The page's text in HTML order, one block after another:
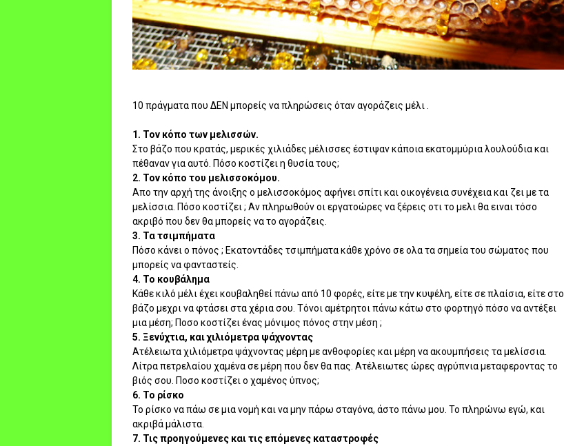
10 πράγματα που ΔΕΝ μπορείς να πληρώσεις όταν αγοράζεις μέλι .
1. Τον κόπο των μελισσών.
Στο βάζο που κρατάς, μερικές χιλιάδες μέλισσες έστιψαν κάποια εκατομμύρια λουλούδια και
πέθαναν για αυτό. Πόσο κοστίζει η θυσία τους;
2. Τον κόπο του μελισσοκόμου.
Απο την αρχή της άνοιξης ο μελισσοκόμος αφήνει σπίτι και οικογένεια συνέχεια και ζει με τα
μελίσσια. Πόσο κοστίζει ; Αν πληρωθούν οι εργατοώρες να ξέρεις οτι το μελι θα ειναι τόσο
ακριβό που δεν θα μπορείς να το αγοράζεις.
3. Τα τσιμπήματα
Πόσο κάνει ο πόνος ; Εκατοντάδες τσιμπήματα κάθε χρόνο σε ολα τα σημεία του σώματος που
μπορείς να φανταστείς.
4. Το κουβάλημα
Κάθε κιλό μέλι έχει κουβαληθεί πάνω από 10 φορές, είτε με την κυψέλη, είτε σε πλαίσια, είτε στο
βάζο μεχρι να φτάσει στα χέρια σου. Τόνοι αμέτρητοι πάνω κάτω στο φορτηγό πόσο να αντέξει
μια μέση; Ποσο κοστίζει ένας μόνιμος πόνος στην μέση ;
5. Ξενύχτια, και χιλιόμετρα ψάχνοντας
Ατέλειωτα χιλιόμετρα ψάχνοντας μέρη με ανθοφορίες και μέρη να ακουμπήσεις τα μελίσσια.
Λίτρα πετρελαίου χαμένα σε μέρη που δεν θα πας. Ατέλειωτες ώρες αγρύπνια μεταφεροντας το
βιός σου. Ποσο κοστίζει ο χαμένος ύπνος;
6. Το ρίσκο
Το ρίσκο να πάω σε μια νομή και να μην πάρω σταγόνα, άστο πάνω μου. Το πληρώνω εγώ, και
ακριβά μάλιστα.
7. Τις προηγούμενες και τις επόμενες καταστροφές